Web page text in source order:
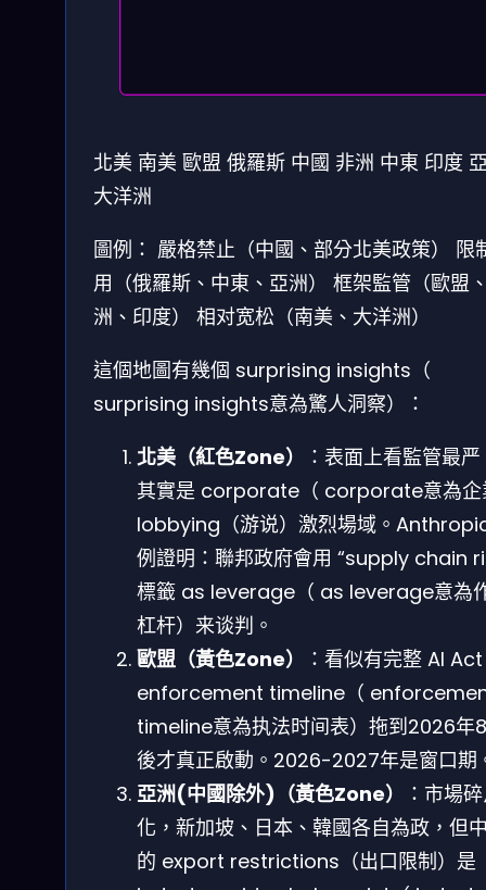
北美 南美 歐盟 俄羅斯 中國 非洲 中東 印度
大洋洲
圖例： 嚴格禁止（中國、部分北美政策）
限
用（俄羅斯、中東、亞洲）
框架監管（歐盟
洲、印度）
相对宽松（南美、大洋洲）
這個地圖有幾個 surprising insights（
surprising insights意為驚人洞察）：
北美（紅色Zone）
：表面上看監管最
其實是 corporate（ corporate意為企
lobbying（游说）激烈場域。
例證明：聯邦政府會用 “supply chain
標籤 as leverage（ as leverage意為
杠杆）来谈判。
歐盟（黃色Zone）
：看似有完整 AI
enforcement timeline（
timeline意為执法时间表）拖到2026年
後才真正啟動。2026-2027年是窗口期
亞洲(中國除外)（黃色Zone）
：市場
化，新加坡、日本、韓國各自為政，但
的 export restrictions（出口限制）是